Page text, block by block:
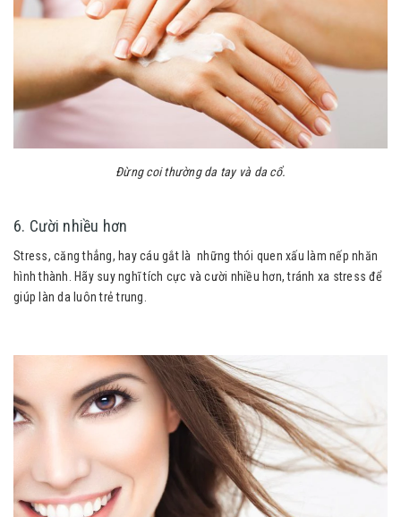
Đừng coi thường da tay và da cổ.
6. Cười nhiều hơn
Stress, căng thẳng, hay cáu gắt là những thói quen xấu làm nếp nhăn
hình thành. Hãy suy nghĩ tích cực và cười nhiều hơn, tránh xa stress để
giúp làn da luôn trẻ trung.